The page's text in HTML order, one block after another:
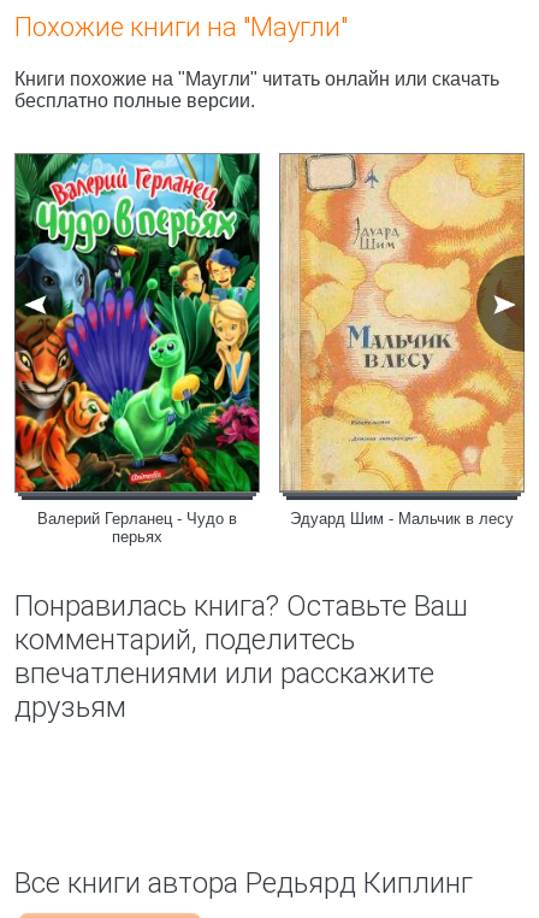
Похожие книги на "Маугли"
Книги похожие на "Маугли" читать онлайн или скачать
бесплатно полные версии.
Валерий Герланец - Чудо в
перьях
Эдуард Шим - Мальчик в лесу
Понравилась книга? Оставьте Ваш
комментарий, поделитесь
впечатлениями или расскажите
друзьям
Все книги автора Редьярд Киплинг